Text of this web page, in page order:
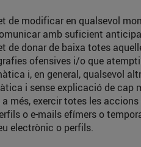
de modificar en qualsevol
amb suficient
de donar de baixa totes
ofensives i/o que
i, en general, qualsevol
i sense explicació de cap
més, exercir totes les
o e-mails efímers o
electrònic o perfils.